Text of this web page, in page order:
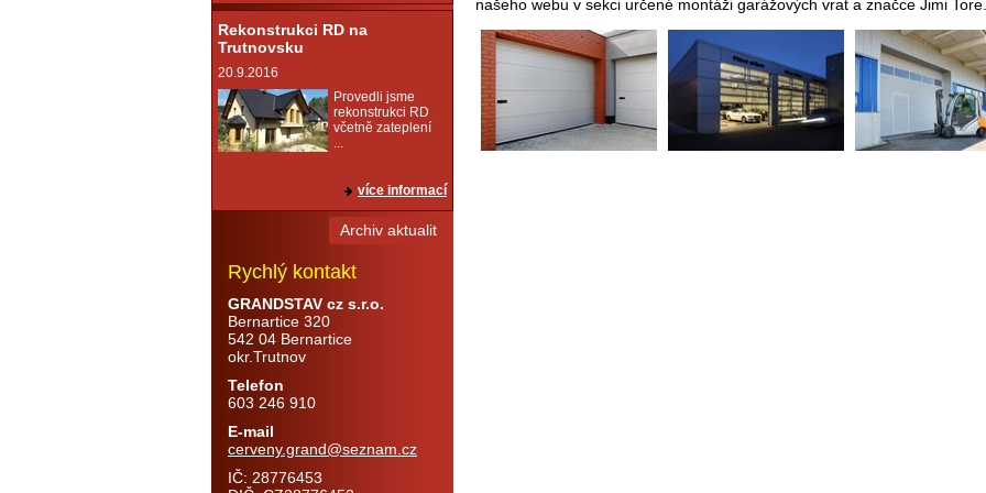
našeho webu v sekci určené montáži garážových vrat a značce Jimi Tore.
Rekonstrukci RD na
Trutnovsku
20.9.2016
Provedli jsme
rekonstrukci RD
včetně zateplení
...
více informací
Archiv aktualit
Rychlý kontakt
GRANDSTAV cz s.r.o.
Bernartice 320
542 04 Bernartice
okr.Trutnov
Telefon
603 246 910
E-mail
cerveny.grand@seznam.cz
IČ: 28776453